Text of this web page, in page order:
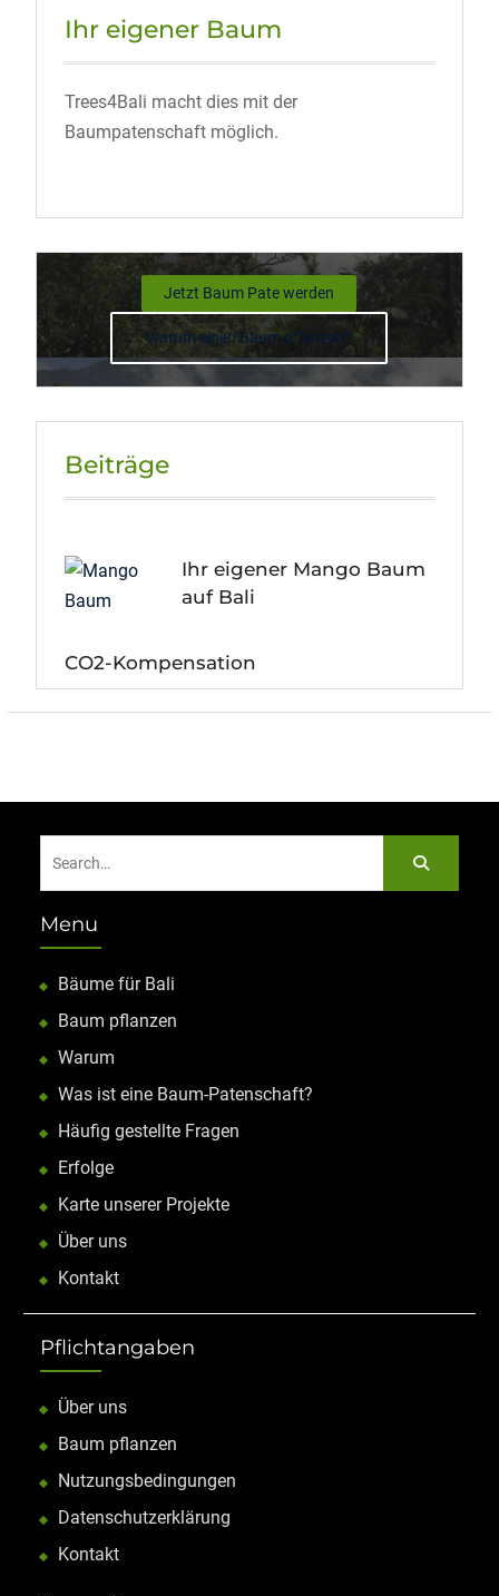
Ihr eigener Baum
Trees4Bali macht dies mit der
Baumpatenschaft möglich.
Jetzt Baum Pate werden
Warum einen Baum pflanzen?
Beiträge
Ihr eigener Mango Baum
auf Bali
CO2-Kompensation
Menu
Bäume für Bali
Baum pflanzen
Warum
Was ist eine Baum-Patenschaft?
Häufig gestellte Fragen
Erfolge
Karte unserer Projekte
Über uns
Kontakt
Pflichtangaben
Über uns
Baum pflanzen
Nutzungsbedingungen
Datenschutzerklärung
Kontakt